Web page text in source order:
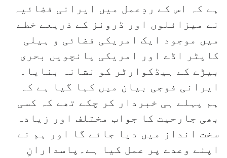
ہے کہ اس کے ردِعمل میں ایرانی فضائیہ
نے میزائلوں اور ڈرونز کے ذریعے خطے
میں موجود ایک امریکی فضائی و ہیلی
کاپٹر اڈے اور امریکی پانچویں بحری
بیڑے کے ہیڈکوارٹر کو نشانہ بنایا۔
ایرانی فوجی بیان میں کہا گیا ہے کہ
ہم پہلے ہی خبردار کر چکے تھے کہ کسی
بھی جارحیت کا جواب مختلف اور زیادہ
سخت انداز میں دیا جائے گا اور ہم نے
اپنے وعدے پر عمل کیا ہے۔پاسدارانِ